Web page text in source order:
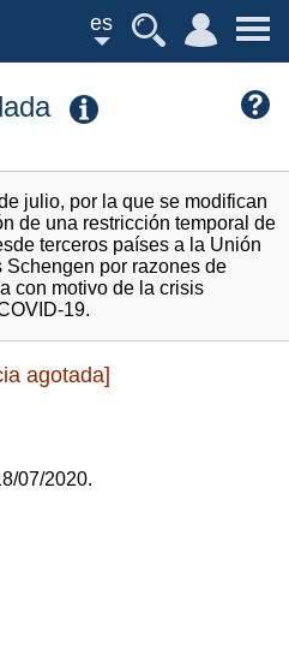
es
julio, por la que se modifican
de una restricción temporal de
terceros países a la Unión
por razones de
con motivo de la crisis
19.
agotada]
07/2020.